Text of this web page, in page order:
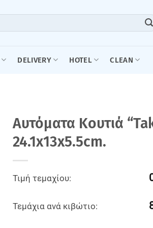
DELIVERY HOTEL CLEAN
Aυτόματα Κουτιά
24.1x13x5.5cm.
Τιμή τεμαχίου:
Τεμάχια ανά κιβώτιο: